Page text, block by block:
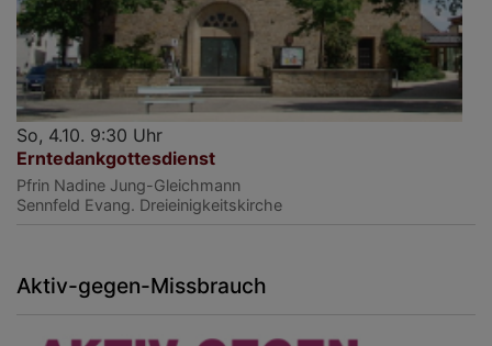
So, 4.10. 9:30 Uhr
Erntedankgottesdienst
Pfrin Nadine Jung-Gleichmann
Sennfeld Evang. Dreieinigkeitskirche
Aktiv-gegen-Missbrauch